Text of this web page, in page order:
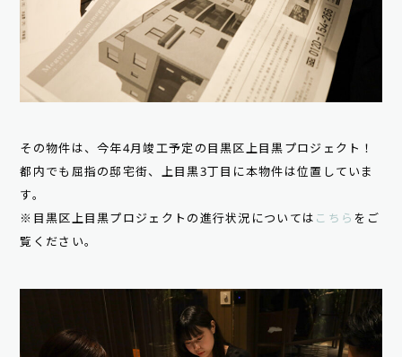
その物件は、今年4月竣工予定の目黒区上目黒プロジェクト！
都内でも屈指の邸宅街、上目黒3丁目に本物件は位置していま
す。
※目黒区上目黒プロジェクトの進行状況については こちら をご
覧ください。